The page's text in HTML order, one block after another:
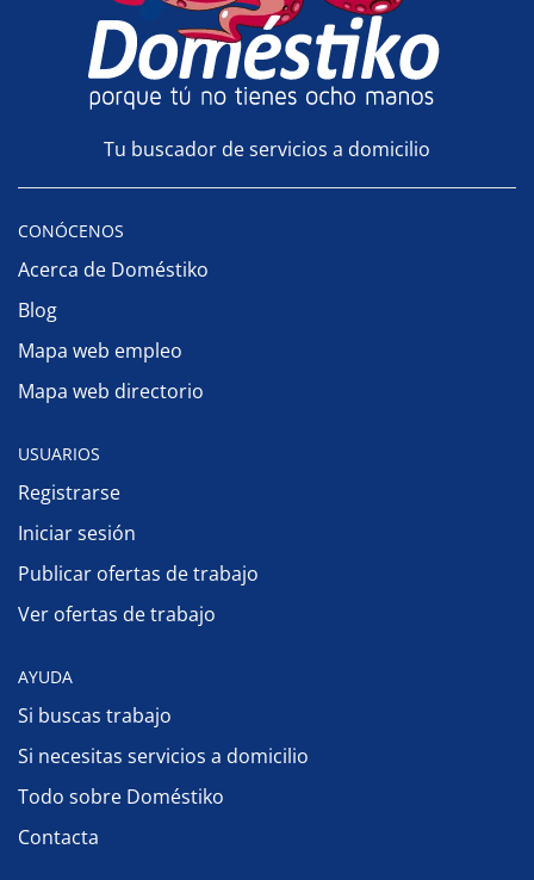
Tu buscador de servicios a domicilio
CONÓCENOS
Acerca de Doméstiko
Blog
Mapa web empleo
Mapa web directorio
USUARIOS
Registrarse
Iniciar sesión
Publicar ofertas de trabajo
Ver ofertas de trabajo
AYUDA
Si buscas trabajo
Si necesitas servicios a domicilio
Todo sobre Doméstiko
Contacta